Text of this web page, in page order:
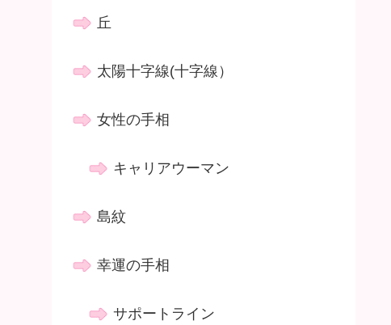
丘
太陽十字線(十字線）
女性の手相
キャリアウーマン
島紋
幸運の手相
サポートライン